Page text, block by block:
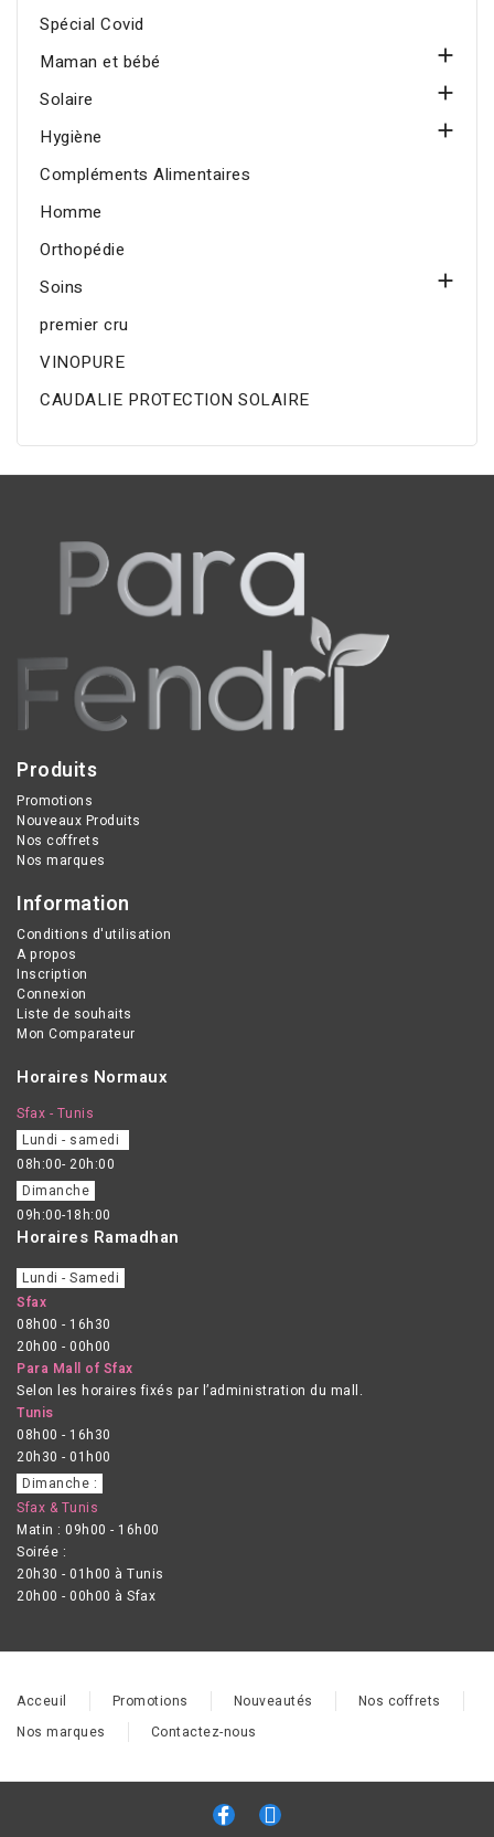
Spécial Covid
Maman et bébé

Solaire

Hygiène

Compléments Alimentaires
Homme
Orthopédie
Soins

premier cru
VINOPURE
CAUDALIE PROTECTION SOLAIRE
Produits
Promotions
Nouveaux Produits
Nos coffrets
Nos marques
Information
Conditions d'utilisation
A propos
Inscription
Connexion
Liste de souhaits
Mon Comparateur
Horaires Normaux
Sfax - Tunis
Lundi - samedi
08h:00- 20h:00
Dimanche
09h:00-18h:00
Horaires Ramadhan
Lundi - Samedi
Sfax
08h00 - 16h30
20h00 - 00h00
Para Mall of Sfax
Selon les horaires fixés par l’administration du mall.
Tunis
08h00 - 16h30
20h30 - 01h00
Dimanche :
Sfax & Tunis
Matin : 09h00 - 16h00
Soirée :
20h30 - 01h00 à Tunis
20h00 - 00h00 à Sfax
Acceuil Promotions Nouveautés
Nos coffrets
Nos marques
Contactez-nous